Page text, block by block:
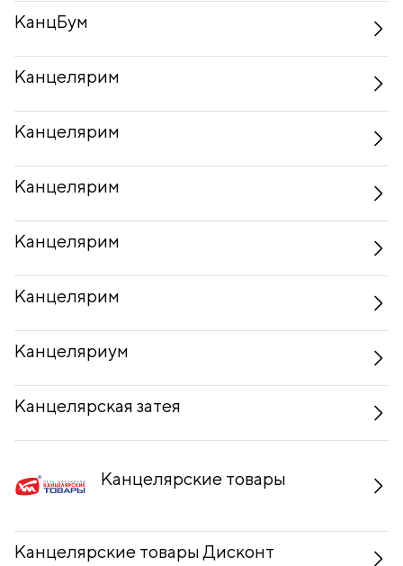
КанцБум
Канцелярим
Канцелярим
Канцелярим
Канцелярим
Канцелярим
Канцеляриум
Канцелярская затея
Канцелярские товары
Канцелярские товары Дисконт